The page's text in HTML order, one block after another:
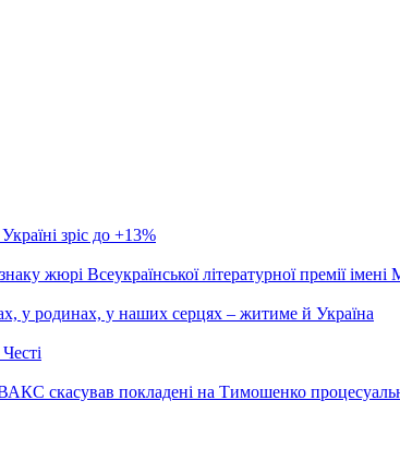
зріс до +13%
жюрі Всеукраїнської літературної премії
у родинах, у наших серцях – житиме й Україна
скасував покладені на Тимошенко